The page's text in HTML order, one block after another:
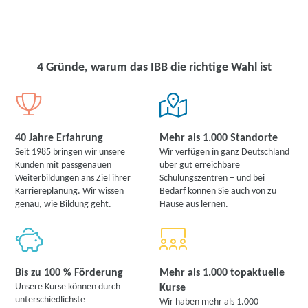
4 Gründe, warum das IBB die richtige Wahl ist
40 Jahre Erfahrung
Seit 1985 bringen wir unsere
Kunden mit passgenauen
Weiterbildungen ans Ziel ihrer
Karriereplanung. Wir wissen
genau, wie Bildung geht.
Mehr als 1.000 Standorte
Wir verfügen in ganz Deutschland
über gut erreichbare
Schulungszentren – und bei
Bedarf können Sie auch von zu
Hause aus lernen.
Bis zu 100 % Förderung
Unsere Kurse können durch
unterschiedlichste
Mehr als 1.000 topaktuelle
Kurse
Wir haben mehr als 1.000